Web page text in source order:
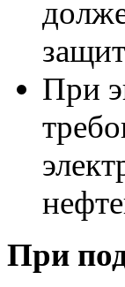
При
При